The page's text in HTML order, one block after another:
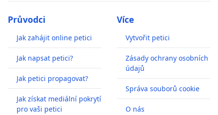
Průvodci
Jak zahájit online petici
Jak napsat petici?
Jak petici propagovat?
Jak získat mediální pokrytí
pro vaši petici
Více
Vytvořit petici
Zásady ochrany osobních
údajů
Správa souborů cookie
O nás